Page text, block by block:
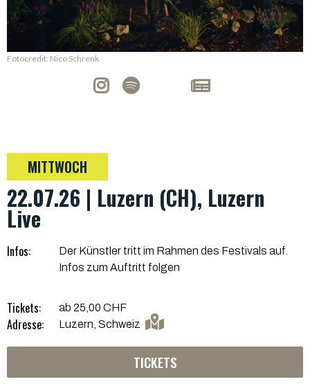
Fotocredit: Nico Schrenk
MITTWOCH
22.07.26 | Luzern (CH), Luzern
Live
Infos:
Der Künstler tritt im Rahmen des Festivals auf.
Infos zum Auftritt folgen
Tickets: ab 25,00 CHF
Adresse: Luzern, Schweiz
TICKETS